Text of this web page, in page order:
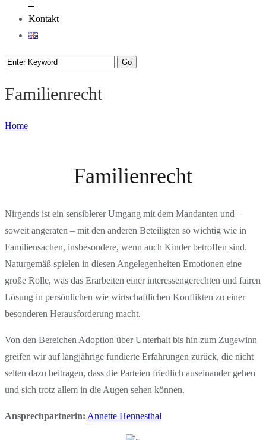
+
Kontakt
Familienrecht
Home
Familienrecht
Nirgends ist ein sensiblerer Umgang mit dem Mandanten und –
soweit angeraten – mit den anderen Beteiligten so wichtig wie in
Familiensachen, insbesondere, wenn auch Kinder betroffen sind.
Naturgemäß spielen in diesen Angelegenheiten Emotionen eine
große Rolle, was das Erarbeiten einer interessengerechten und fairen
Lösung in persönlichen wie wirtschaftlichen Konflikten zu einer
besonderen Herausforderung macht.
Von den Bereichen Adoption über Unterhalt bis hin zum Zugewinn
greifen wir auf langjährige fundierte Erfahrungen zurück, die nicht
selten dazu beitragen, dass die Parteien friedlich auseinander gehen
und sich trotz allem in die Augen sehen können.
Ansprechpartnerin: Annette Hennesthal